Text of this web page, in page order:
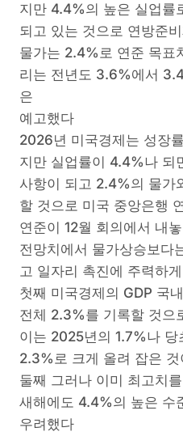
지만 4.4%의 높은 실업률
되고 있는 것으로 연방준
물가는 2.4%로 연준 목표
리는 전년도 3.6%에서
은
예고했다
2026년 미국경제는 성장
지만 실업률이 4.4%나 되
사항이 되고 2.4%의 물가
할 것으로 미국 중앙은행
연준이 12월 회의에서 내
전망치에서 물가상승보다
고 일자리 촉진에 주력하
첫째 미국경제의 GDP 국
전체 2.3%를 기록할 것으
이는 2025년의 1.7%나 당
2.3%로 크게 올려 잡은 것
둘째 그러나 이미 최고치
새해에도 4.4%의 높은 수
우려했다